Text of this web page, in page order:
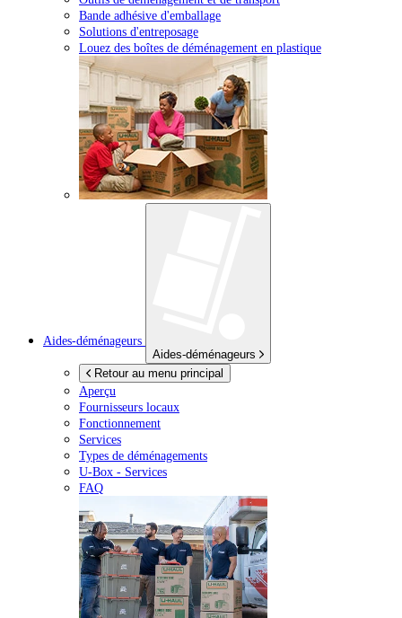
Bande adhésive d'emballage
Solutions d'entreposage
Louez des boîtes de déménagement en plastique
Aides-déménageurs
Aides-déménageurs
Retour au menu principal
Aperçu
Fournisseurs locaux
Fonctionnement
Services
Types de déménagements
U-Box - Services
FAQ